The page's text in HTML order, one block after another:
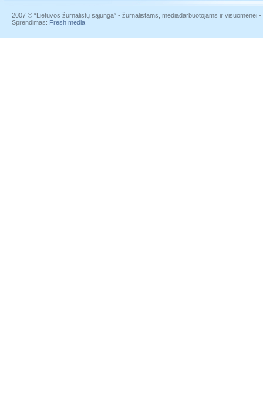
2007 © “Lietuvos žurnalistų sąjunga” - žurnalistams, mediadarbuotojams ir visuomenei
Sprendimas: Fresh media